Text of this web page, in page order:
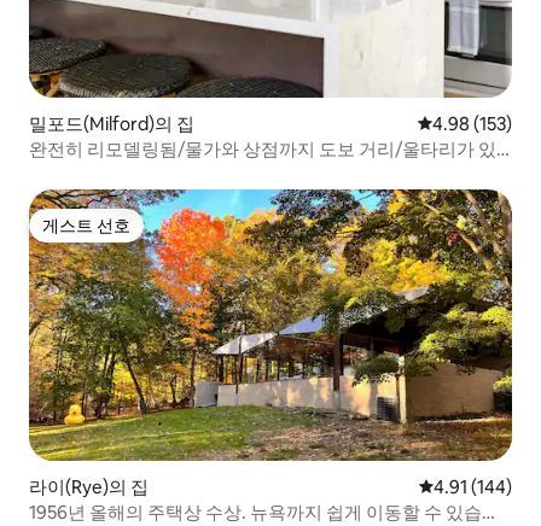
밀포드(Milford)의 집 평점 4.98점(5
4.98 (153)
완전히 리모델링됨/물가와 상점까지 도보 거리/울타리가 있
게스트 선호
게스트 선호
라이(Rye)의 집 평점 4.91점(5
4.91 (144)
1956년 올해의 주택상 수상. 뉴욕까지 쉽게 이동할 수 있습니